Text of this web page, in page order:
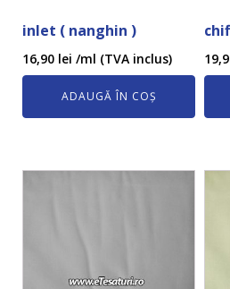
inlet ( nanghin )
16,90 lei /ml (TVA inclus)
ADAUGĂ ÎN COȘ